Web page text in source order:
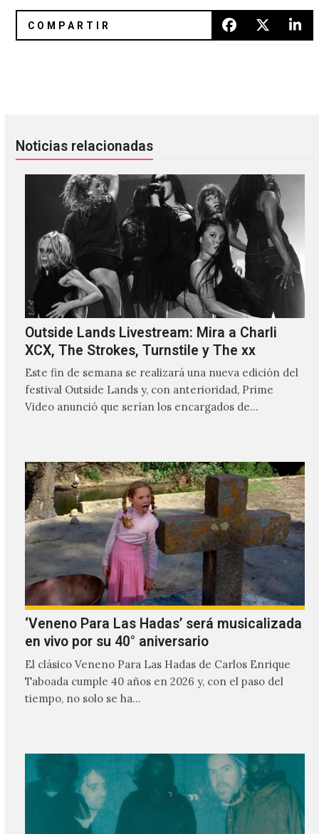
Noticias relacionadas
Outside Lands Livestream: Mira a Charli
XCX, The Strokes, Turnstile y The xx
Este fin de semana se realizará una nueva edición del
festival Outside Lands y, con anterioridad, Prime
Video anunció que serían los encargados de
‘Veneno Para Las Hadas’ será musicalizada
en vivo por su 40° aniversario
El clásico Veneno Para Las Hadas de Carlos Enrique
Taboada cumple 40 años en 2026 y, con el paso del
tiempo, no solo se ha…